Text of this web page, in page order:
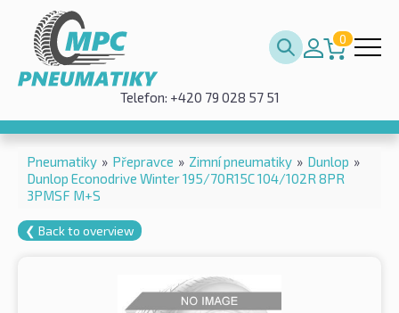
0
Telefon: +420 79 028 57 51
Pneumatiky » Přepravce » Zimní pneumatiky » Dunlop »
Dunlop Econodrive Winter 195/70R15C 104/102R 8PR
3PMSF M+S
❮ Back to overview